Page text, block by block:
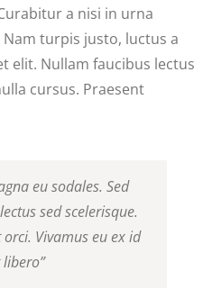
a nisi in urna
turpis justo, luctus a
elit. Nullam faucibus lectus
cursus. Praesent
eu sodales. Sed
sed scelerisque.
Vivamus eu ex id